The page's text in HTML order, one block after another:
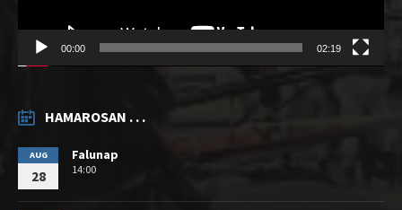
00:00 02:19
HAMAROSAN . . .
AUG
28
Falunap
14:00